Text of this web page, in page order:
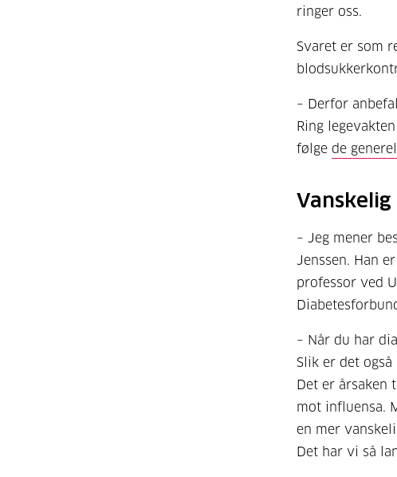
ringer oss.
Svaret er som
– Derfor
Ring
følge de
– Jeg mener
Jenssen. Han
professor ved
– Når du har
Slik er det
Det er årsaken
mot influensa.
en mer
Det har vi så